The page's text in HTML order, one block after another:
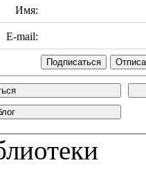
Имя:
E-mail: